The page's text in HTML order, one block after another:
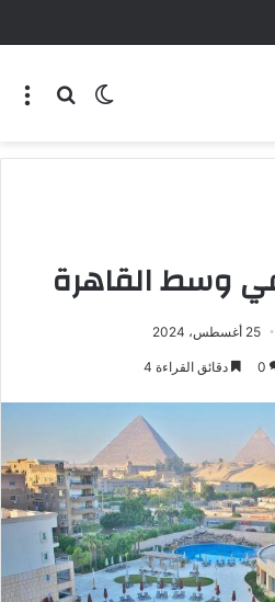
وسط القاهرة
25 أغسطس، 2024
0 دقائق القراءة 4